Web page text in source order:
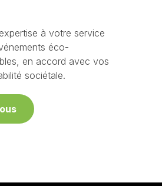
à votre service
éco-
en accord avec vos
sociétale.